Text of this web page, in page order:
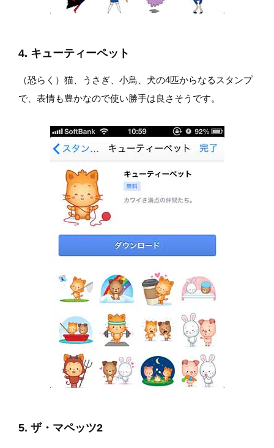
4. キューティーペット
（恐らく）猫、うさぎ、小鳥、犬の4匹からなるスタンプ
で、表情も豊かなので使い勝手は良さそうです。
5. ザ・マペッツ2